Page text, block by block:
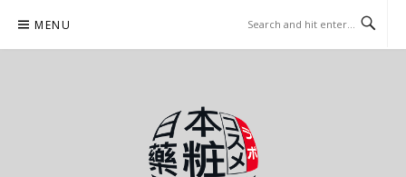
content
MENU